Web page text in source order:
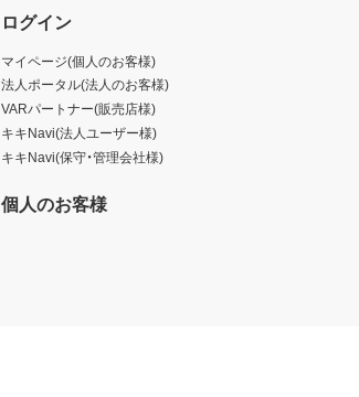
ログイン
マイページ(個人のお客様)
法人ポータル(法人のお客様)
VARパートナー(販売店様)
キキNavi(法人ユーザー様)
キキNavi(保守・管理会社様)
個人のお客様